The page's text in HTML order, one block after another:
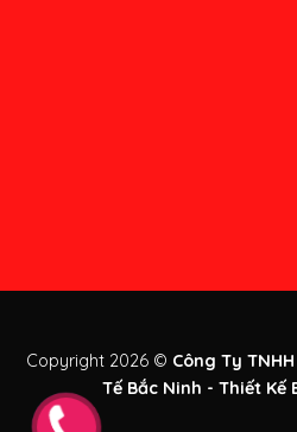
Copyright 2026 © Công Ty
Tế Bắc Ninh - Thiết Kế